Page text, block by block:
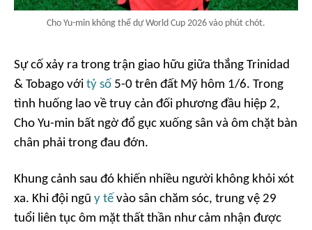
Cho Yu-min không thể dự World Cup 2026 vào phút chót.
Sự cố xảy ra trong trận giao hữu giữa thắng Trinidad
& Tobago với tỷ số 5-0 trên đất Mỹ hôm 1/6. Trong
tình huống lao về truy cản đối phương đầu hiệp 2,
Cho Yu-min bất ngờ đổ gục xuống sân và ôm chặt bàn
chân phải trong đau đớn.
Khung cảnh sau đó khiến nhiều người không khỏi xót
xa. Khi đội ngũ y tế vào sân chăm sóc, trung vệ 29
tuổi liên tục ôm mặt thất thần như cảm nhận được